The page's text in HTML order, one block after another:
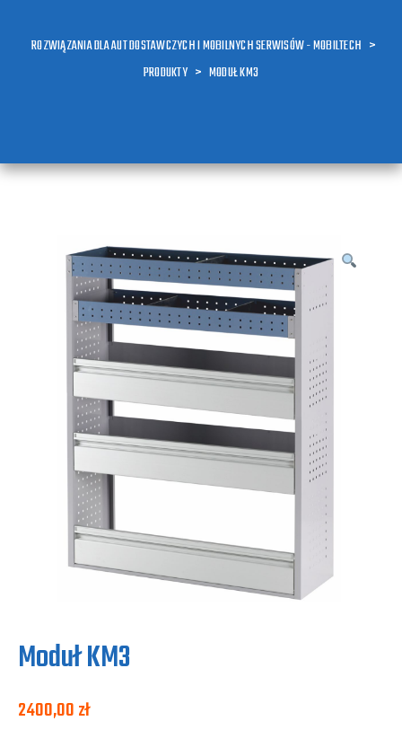
ROZWIĄZANIA DLA AUT DOSTAWCZYCH I MOBILNYCH SERWISÓW - MOBILTECH >
PRODUKTY > MODUŁ KM3
Moduł KM3
2400,00zł